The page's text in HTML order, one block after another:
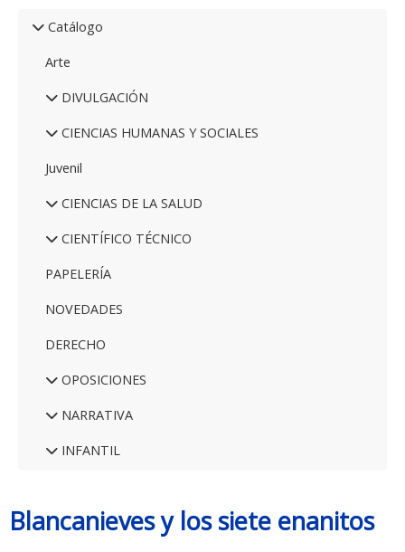
Catálogo
Arte
DIVULGACIÓN
CIENCIAS HUMANAS Y SOCIALES
Juvenil
CIENCIAS DE LA SALUD
CIENTÍFICO TÉCNICO
PAPELERÍA
NOVEDADES
DERECHO
OPOSICIONES
NARRATIVA
INFANTIL
Blancanieves y los siete enanitos